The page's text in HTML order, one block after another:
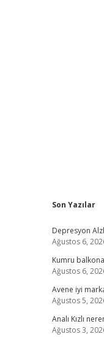
Son Yazılar
Depresyon
Ağustos 6,
Kumru
Ağustos 6,
Avene iyi
Ağustos 5,
Analı Kızlı
Ağustos 3,